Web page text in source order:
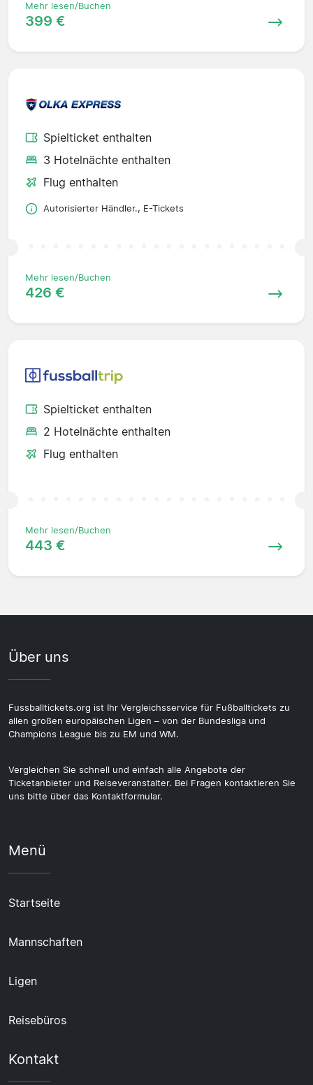
Mehr lesen/Buchen
399 €
Spielticket enthalten
3 Hotelnächte enthalten
Flug enthalten
Autorisierter Händler., E-Tickets
Mehr lesen/Buchen
426 €
Spielticket enthalten
2 Hotelnächte enthalten
Flug enthalten
Mehr lesen/Buchen
443 €
Über uns
Fussballtickets.org ist Ihr Vergleichsservice für Fußballtickets zu
allen großen europäischen Ligen – von der Bundesliga und
Champions League bis zu EM und WM.
Vergleichen Sie schnell und einfach alle Angebote der
Ticketanbieter und Reiseveranstalter. Bei Fragen kontaktieren Sie
uns bitte über das Kontaktformular.
Menü
Startseite
Mannschaften
Ligen
Reisebüros
Kontakt